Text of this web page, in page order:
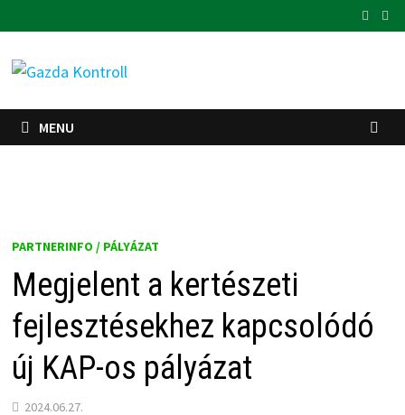
to
content
MENU
PARTNERINFO / PÁLYÁZAT
Megjelent a kertészeti
fejlesztésekhez kapcsolódó
új KAP-os pályázat
2024.06.27.